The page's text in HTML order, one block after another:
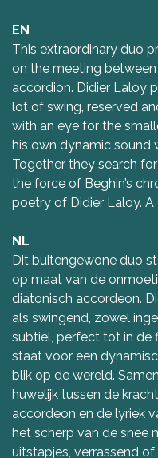
EN
This extraordinary duo
on the meeting
accordion. Didier Laloy
lot of swing, reserved
with an eye for the
his own dynamic sound
Together they search
the force of Beghin’s
poetry of Didier Laloy.
NL
Dit buitengewone duo
op maat van de
diatonisch accordeon.
als swingend, zowel
subtiel, perfect tot in de
staat voor een
blik op de wereld.
huwelijk tussen de
accordeon en de lyriek
het scherp van de snee
uitstapjes, verrassend